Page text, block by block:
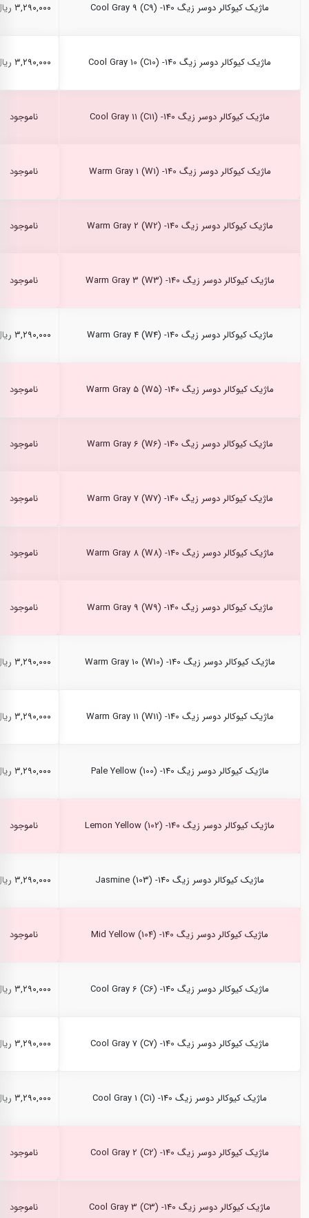
ماژیک کیوکالر دوسر زیگ Cool Gray 9 (C9) -140 ۳,۲۹۰,۰۰۰ ریال
ماژیک کیوکالر دوسر زیگ Cool Gray 10 (C10) -140 ۳,۲۹۰,۰۰۰ ریال
ماژیک کیوکالر دوسر زیگ Cool Gray 11 (C11) -140 ناموجود
ماژیک کیوکالر دوسر زیگ Warm Gray 1 (W1) -140 ناموجود
ماژیک کیوکالر دوسر زیگ Warm Gray 2 (W2) -140 ناموجود
ماژیک کیوکالر دوسر زیگ Warm Gray 3 (W3) -140 ناموجود
ماژیک کیوکالر دوسر زیگ Warm Gray 4 (W4) -140 ۳,۲۹۰,۰۰۰ ریال
ماژیک کیوکالر دوسر زیگ Warm Gray 5 (W5) -140 ناموجود
ماژیک کیوکالر دوسر زیگ Warm Gray 6 (W6) -140 ناموجود
ماژیک کیوکالر دوسر زیگ Warm Gray 7 (W7) -140 ناموجود
ماژیک کیوکالر دوسر زیگ Warm Gray 8 (W8) -140 ناموجود
ماژیک کیوکالر دوسر زیگ Warm Gray 9 (W9) -140 ناموجود
ماژیک کیوکالر دوسر زیگ Warm Gray 10 (W10) -140 ۳,۲۹۰,۰۰۰ ریال
ماژیک کیوکالر دوسر زیگ Warm Gray 11 (W11) -140 ۳,۲۹۰,۰۰۰ ریال
ماژیک کیوکالر دوسر زیگ Pale Yellow (100) -140 ۳,۲۹۰,۰۰۰ ریال
ماژیک کیوکالر دوسر زیگ Lemon Yellow (102) -140 ناموجود
ماژیک کیوکالر دوسر زیگ Jasmine (103) -140 ۳,۲۹۰,۰۰۰ ریال
ماژیک کیوکالر دوسر زیگ Mid Yellow (104) -140 ناموجود
ماژیک کیوکالر دوسر زیگ Cool Gray 6 (C6) -140 ۳,۲۹۰,۰۰۰ ریال
ماژیک کیوکالر دوسر زیگ Cool Gray 7 (C7) -140 ۳,۲۹۰,۰۰۰ ریال
ماژیک کیوکالر دوسر زیگ Cool Gray 1 (C1) -140 ۳,۲۹۰,۰۰۰ ریال
ماژیک کیوکالر دوسر زیگ Cool Gray 2 (C2) -140 ناموجود
ماژیک کیوکالر دوسر زیگ Cool Gray 3 (C3) -140 ناموجود